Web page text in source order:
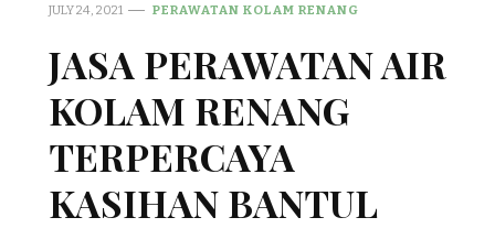
JULY 24, 2021 PERAWATAN KOLAM RENANG
JASA PERAWATAN AIR
KOLAM RENANG
TERPERCAYA
KASIHAN BANTUL